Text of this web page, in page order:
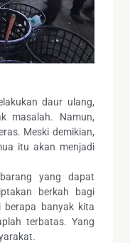
daur ulang,
masalah. Namun,
Meski demikian,
itu akan menjadi
yang dapat
berkah bagi
berapa banyak kita
terbatas. Yang